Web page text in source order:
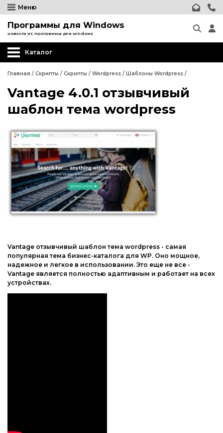
Меню
Программы для Windows
новости ит, программы для windows
Каталог
Wordpress
Релизы CMS Wordpress
Плагины Wordpress
Шаблоны Wordpress
phpBB форум
Другие CMS
Главная / Скрипты / Скрипты / Wordpress / Шаблоны Wordpress /
Vantage 4.0.1 отзывчивый
шаблон тема wordpress
Vantage отзывчивый шаблон тема wordpress - самая
популярная тема бизнес-каталога для WP. Оно мощное,
надежное и легкое в использовании. Это еще не все -
Vantage является полностью адаптивным и работает на всех
устройствах.
Wordpress
Релизы CMS Wordpress
Joomla
phpBB форум
Другие CMS